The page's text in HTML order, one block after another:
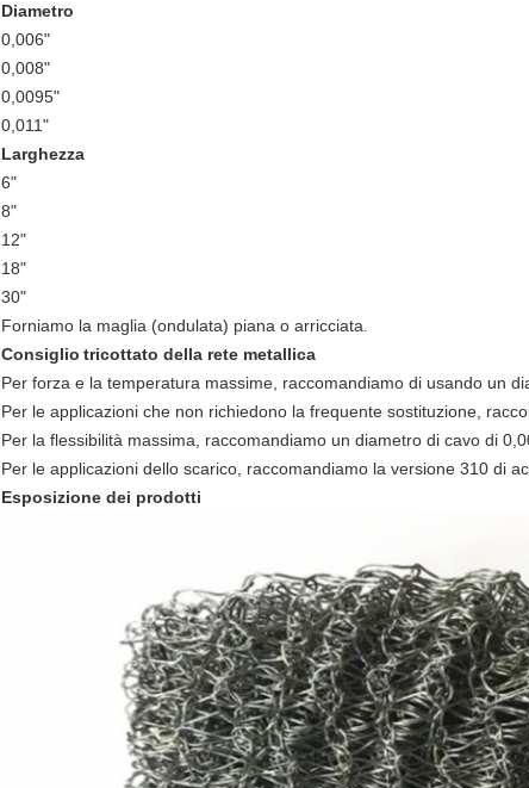
Diametro
0,006"
0,008"
0,0095"
0,011"
Larghezza
6"
8"
12"
18"
30"
Forniamo la maglia (ondulata) piana o arricciata.
Consiglio tricottato della rete metallica
Per forza e la temperatura massime, raccomandiamo di usando un
Per le applicazioni che non richiedono la frequente sostituzione,
Per la flessibilità massima, raccomandiamo un diametro di cavo di
Per le applicazioni dello scarico, raccomandiamo la versione 310 di
Esposizione dei prodotti